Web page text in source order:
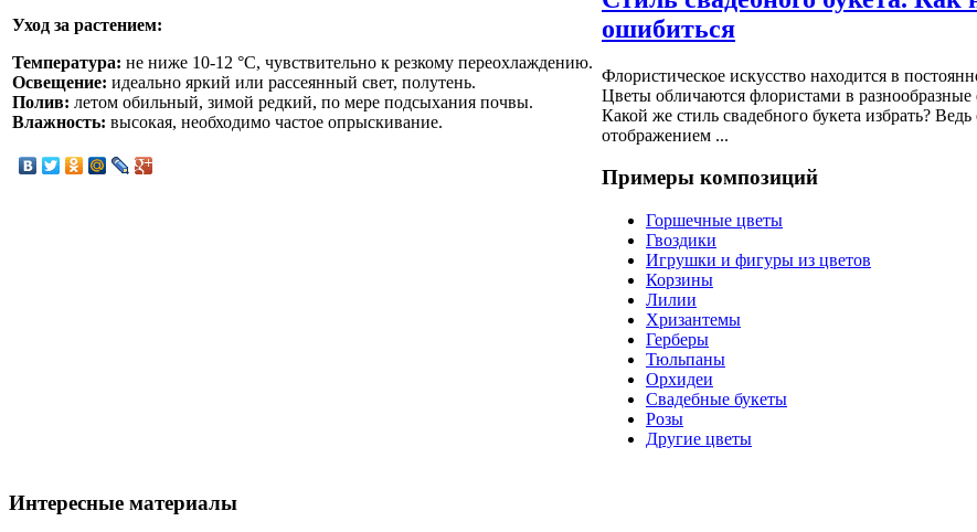
Уход за растением:
Температура: не ниже 10-12 °С, чувствительно к резкому переохлаждению.
Освещение: идеально яркий или рассеянный свет, полутень.
Полив: летом обильный, зимой редкий, по мере подсыхания почвы.
Влажность: высокая, необходимо частое опрыскивание.
ошибиться
Флористическое искусство находится в
Цветы обличаются флористами в
Какой же стиль свадебного букета избрать?
отображением ...
Примеры композиций
Горшечные цветы
Гвоздики
Игрушки и фигуры из цветов
Корзины
Лилии
Хризантемы
Герберы
Тюльпаны
Орхидеи
Свадебные букеты
Розы
Другие цветы
Интересные материалы